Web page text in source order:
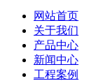
网站首页
关于我们
产品中心
新闻中心
工程案例